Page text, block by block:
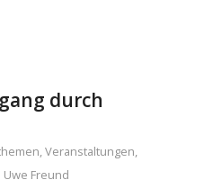
durch
Veranstaltungen
Uwe Freund